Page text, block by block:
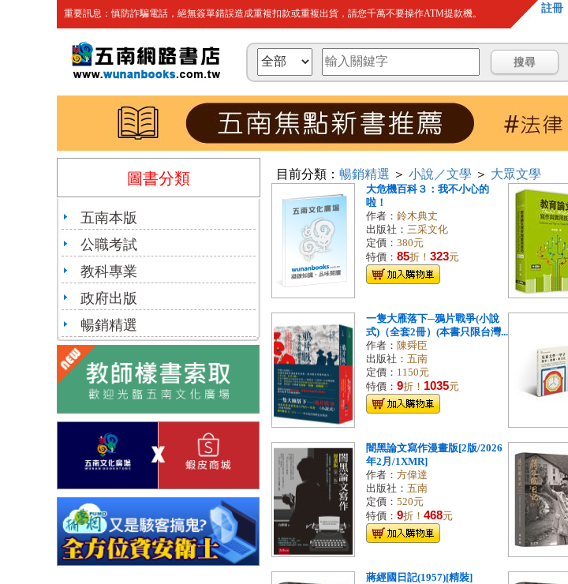
重要訊息：慎防詐騙電話，絕無簽單錯誤造成重複扣款或重複出貨，請您千萬不要操作ATM提款機。 註冊
圖書分類
五南本版
公職考試
教科專業
政府出版
暢銷精選
目前分類： 暢銷精選 ＞ 小說／文學 ＞ 大眾文學
大危機百科３：我不小心的
啦！
作者： 鈴木典丈
出版社： 三采文化
定價： 380元
特價： 85折！ 323元
一隻大雁落下─鴉片戰爭(小說
式)（全套2冊）(本書只限台灣...
作者： 陳舜臣
出版社： 五南
定價： 1150元
特價： 9折！ 1035元
闇黑論文寫作漫畫版[2版/2026
年2月/1XMR]
作者： 方偉達
出版社： 五南
定價： 520元
特價： 9折！ 468元
蔣經國日記(1957)[精裝]